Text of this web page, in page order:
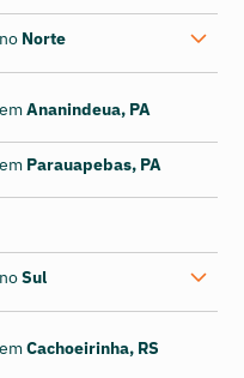
Norte
Ananindeua, PA
Parauapebas, PA
Sul
Cachoeirinha, RS